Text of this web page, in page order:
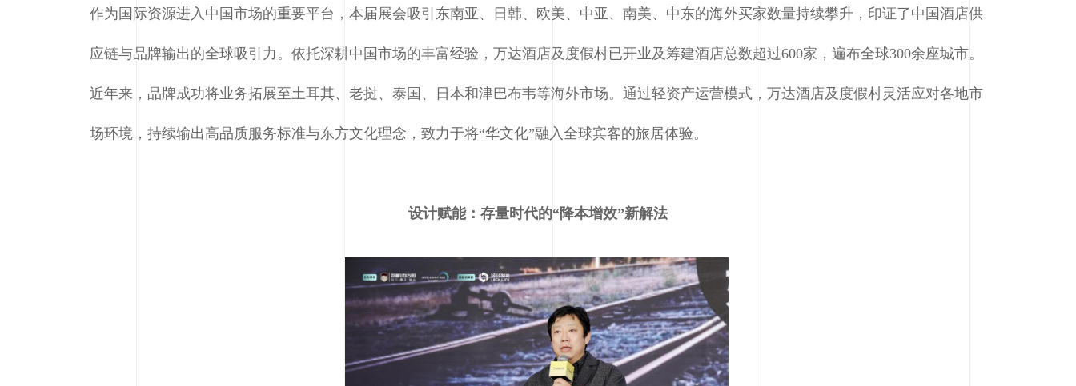
作为国际资源进入中国市场的重要平台，本届展会吸引东南亚、日韩、欧美、中亚、南美、中东的海外买家数量持续攀升，印证了中国酒店供
应链与品牌输出的全球吸引力。依托深耕中国市场的丰富经验，万达酒店及度假村已开业及筹建酒店总数超过600家，遍布全球300余座城市。
近年来，品牌成功将业务拓展至土耳其、老挝、泰国、日本和津巴布韦等海外市场。通过轻资产运营模式，万达酒店及度假村灵活应对各地市
场环境，持续输出高品质服务标准与东方文化理念，致力于将“华文化”融入全球宾客的旅居体验。
设计赋能：存量时代的“降本增效”新解法